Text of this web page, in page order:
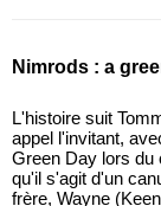
Nimrods : a
L'histoire suit
appel l'invitant,
Green Day lors du
qu'il s'agit d'un
frère, Wayne